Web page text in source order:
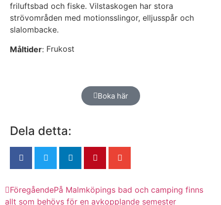
friluftsbad och fiske. Vilstaskogen har stora
strövområden med motionsslingor, elljusspår och
slalombacke.
Måltider: Frukost
Boka här
Dela detta:
FöregåendePå Malmköpings bad och camping finns
allt som behövs för en avkopplande semester